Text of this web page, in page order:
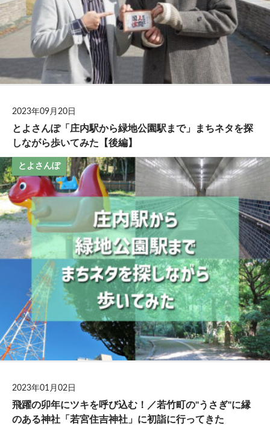
2023年09月20日
とよさんぽ「庄内駅から緑地公園駅まで」まちネタを探
しながら歩いてみた【後編】
とよさんぽ
2023年01月02日
飛躍の卯年にツキを呼び込む！／若竹町の"うさぎ"に縁
のある神社「若宮住吉神社」に初詣に行ってきた